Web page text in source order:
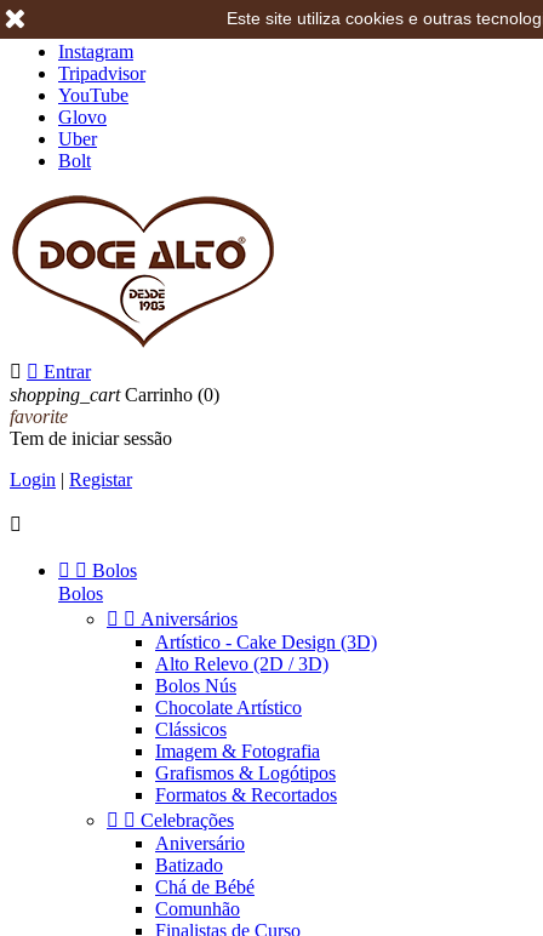
Instagram
Tripadvisor
YouTube
Glovo
Uber
Bolt
  Entrar
shopping_cart Carrinho (0)
favorite
Tem de iniciar sessão
Login | Registar

  Bolos
Bolos
  Aniversários
Artístico - Cake Design (3D)
Alto Relevo (2D / 3D)
Bolos Nús
Chocolate Artístico
Clássicos
Imagem & Fotografia
Grafismos & Logótipos
Formatos & Recortados
  Celebrações
Aniversário
Batizado
Chá de Bébé
Comunhão
Finalistas de Curso
Este site utiliza cookies e outras